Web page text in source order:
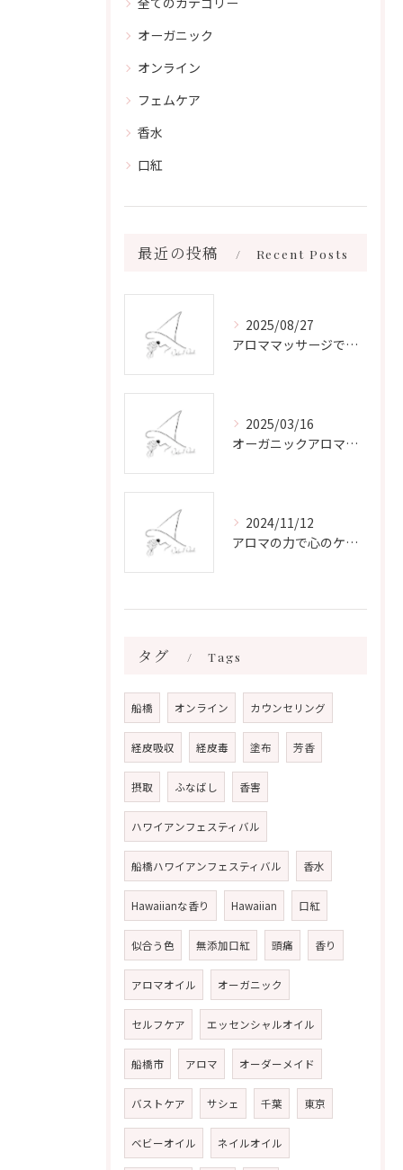
オーガニック
オンライン
フェムケア
香水
口紅
最近の投稿 Recent Posts
2025/08/27
アロママッサージで叶える心身リラックスと健康維持の新習慣ガイド
2025/03/16
オーガニックアロマで心と体を癒す
2024/11/12
アロマの力で心のケアをする方法
タグ Tags
船橋 オンライン カウンセリング
経皮吸収 経皮毒 塗布 芳香
摂取 ふなばし 香害
ハワイアンフェスティバル
船橋ハワイアンフェスティバル 香水
Hawaiianな香り Hawaiian 口紅
似合う色 無添加口紅 頭痛 香り
アロマオイル オーガニック
セルフケア エッセンシャルオイル
船橋市 アロマ オーダーメイド
バストケア サシェ 千葉 東京
ベビーオイル ネイルオイル